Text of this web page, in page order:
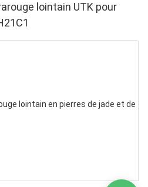
lointain UTK pour